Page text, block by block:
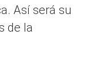
Así será su
de la